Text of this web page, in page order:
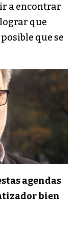
a encontrar
que
que se
agendas
bien